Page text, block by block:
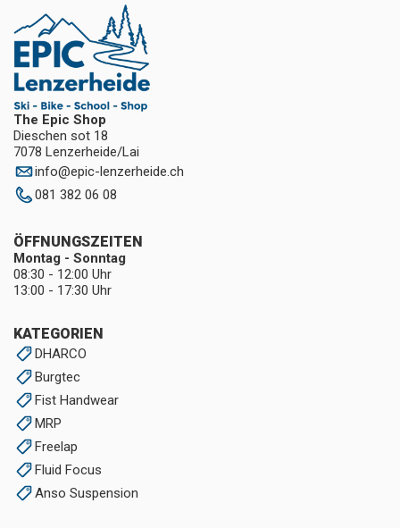
The Epic Shop
Dieschen sot 18
7078 Lenzerheide/Lai
info@epic-lenzerheide.ch
081 382 06 08
KATEGORIEN
DHARCO
Burgtec
Fist Handwear
MRP
Freelap
Fluid Focus
Anso Suspension
ÖFFNUNGSZEITEN
Montag - Sonntag
08:30 - 12:00 Uhr
13:00 - 17:30 Uhr